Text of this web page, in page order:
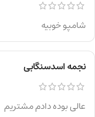
شامپو خوبیه
نجمه اسدسنگابی
عالی بوده دادم مشتریم